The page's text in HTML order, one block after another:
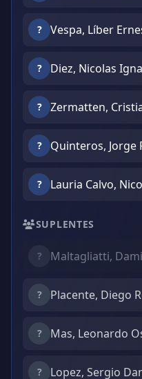
? Vespa, Líber
? Diez, Nicolas
? Zermatten,
? Quinteros, Jorge
? Lauria Calvo,
SUPLENTES
? Maltagliatti,
? Placente, Diego
? Mas, Leonardo
? Lopez, Sergio